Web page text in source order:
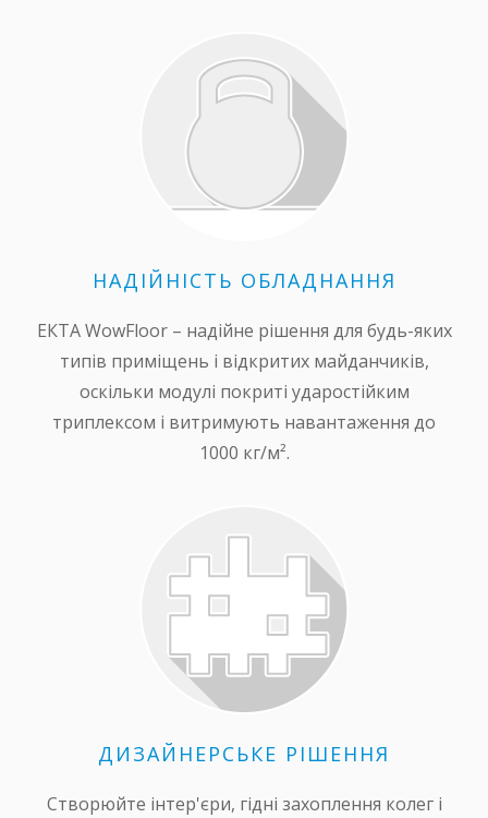
НАДІЙНІСТЬ ОБЛАДНАННЯ
ЕКТА WowFloor – надійне рішення для будь-яких
типів приміщень і відкритих майданчиків,
оскільки модулі покриті ударостійким
триплексом і витримують навантаження до
1000 кг/м².
ДИЗАЙНЕРСЬКЕ РІШЕННЯ
Створюйте інтер'єри, гідні захоплення колег і